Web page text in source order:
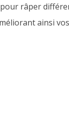
râper
ainsi